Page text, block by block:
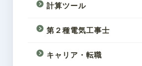
計算ツール
第２種電気工事士
キャリア・転職